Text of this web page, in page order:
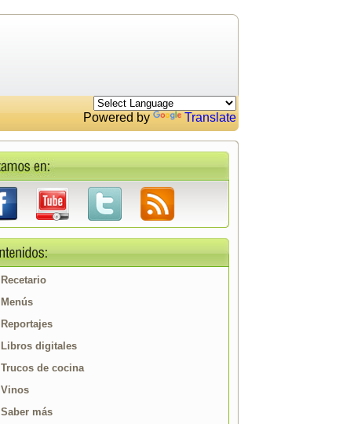
Powered by Translate
Recetario
Menús
Reportajes
Libros digitales
Trucos de cocina
Vinos
Saber más